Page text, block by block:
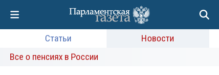
Статьи
Новости
Все о пенсиях в России